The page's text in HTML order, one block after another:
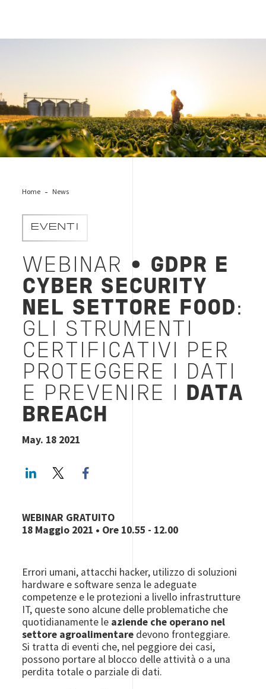
Home News
EVENTI
WEBINAR • GDPR E
CYBER SECURITY
NEL SETTORE FOOD:
GLI STRUMENTI
CERTIFICATIVI PER
PROTEGGERE I DATI
E PREVENIRE I
DATA
BREACH
May. 18 2021
LinkedInTwitter
WEBINAR GRATUITO
18 Maggio 2021 • Ore 10.55 - 12.00
Errori umani, attacchi hacker, utilizzo di soluzioni
hardware e software senza le adeguate
competenze e le protezioni a livello infrastrutture
IT, queste sono alcune delle problematiche che
quotidianamente le aziende che operano nel
settore agroalimentare devono fronteggiare.
Si tratta di eventi che, nel peggiore dei casi,
possono portare al blocco delle attività o a una
perdita totale o parziale di dati.